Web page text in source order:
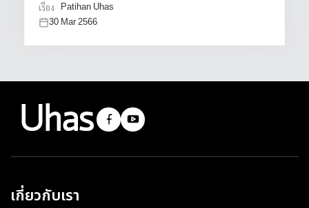
เรื่อง
Patihan Uhas
30 Mar 2566
เกี่ยวกับเรา